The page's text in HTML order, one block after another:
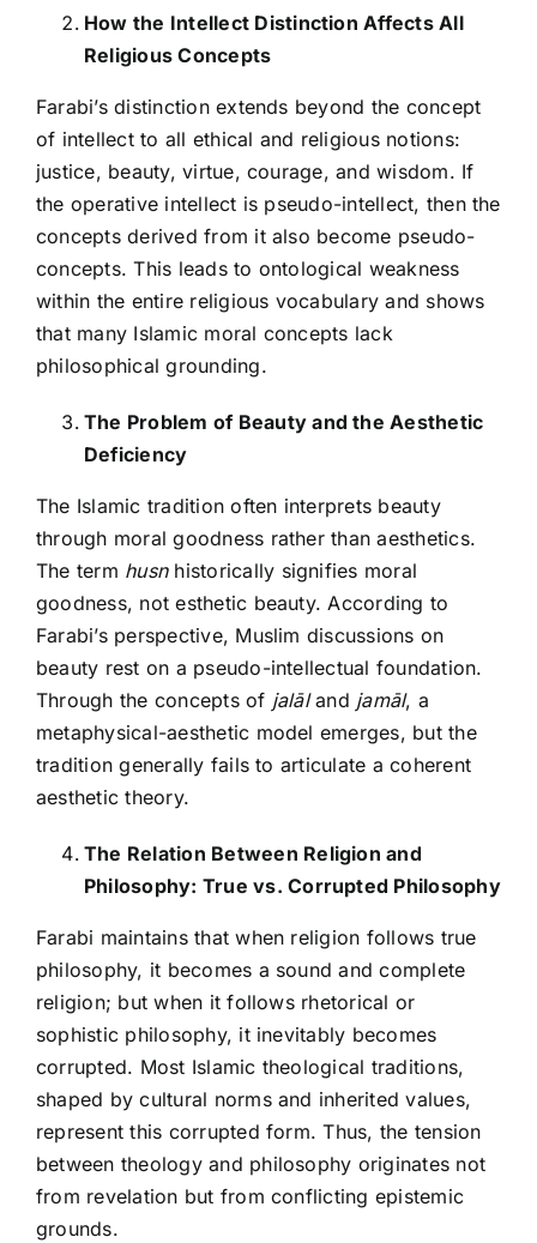
How the Intellect Distinction Affects All
Religious Concepts
Farabi’s distinction extends beyond the concept
of intellect to all ethical and religious notions:
justice, beauty, virtue, courage, and wisdom. If
the operative intellect is pseudo-intellect, then the
concepts derived from it also become pseudo-
concepts. This leads to ontological weakness
within the entire religious vocabulary and shows
that many Islamic moral concepts lack
philosophical grounding.
The Problem of Beauty and the Aesthetic
Deficiency
The Islamic tradition often interprets beauty
through moral goodness rather than aesthetics.
The term husnhistorically signifies moral
goodness, not esthetic beauty. According to
Farabi’s perspective, Muslim discussions on
beauty rest on a pseudo-intellectual foundation.
Through the concepts of jalāland jamāl, a
metaphysical-aesthetic model emerges, but the
tradition generally fails to articulate a coherent
aesthetic theory.
The Relation Between Religion and
Philosophy: True vs. Corrupted Philosophy
Farabi maintains that when religion follows true
philosophy, it becomes a sound and complete
religion; but when it follows rhetorical or
sophistic philosophy, it inevitably becomes
corrupted. Most Islamic theological traditions,
shaped by cultural norms and inherited values,
represent this corrupted form. Thus, the tension
between theology and philosophy originates not
from revelation but from conflicting epistemic
grounds.